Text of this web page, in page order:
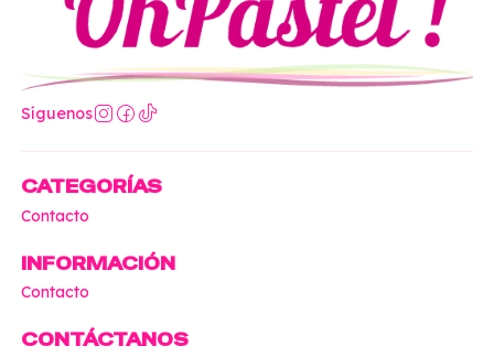
Síguenos
CATEGORÍAS
Contacto
INFORMACIÓN
Contacto
CONTÁCTANOS